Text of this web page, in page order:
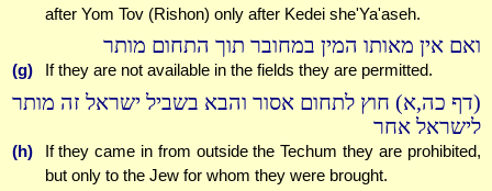
after Yom Tov (Rishon) only after Kedei she'Ya'aseh.
ואם אין מאותו המין במחובר תוך התחום מותר
(g) If they are not available in the fields they are permitted.
(דף כה,א) חוץ לתחום אסור והבא בשביל ישראל זה מותר
לישראל אחר
(h)
If they came in from outside the Techum they are prohibited,
but only to the Jew for whom they were brought.